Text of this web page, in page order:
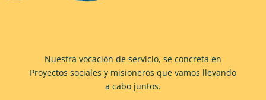
Nuestra vocación de servicio, se concreta en
Proyectos sociales y misioneros que vamos llevando
a cabo juntos.